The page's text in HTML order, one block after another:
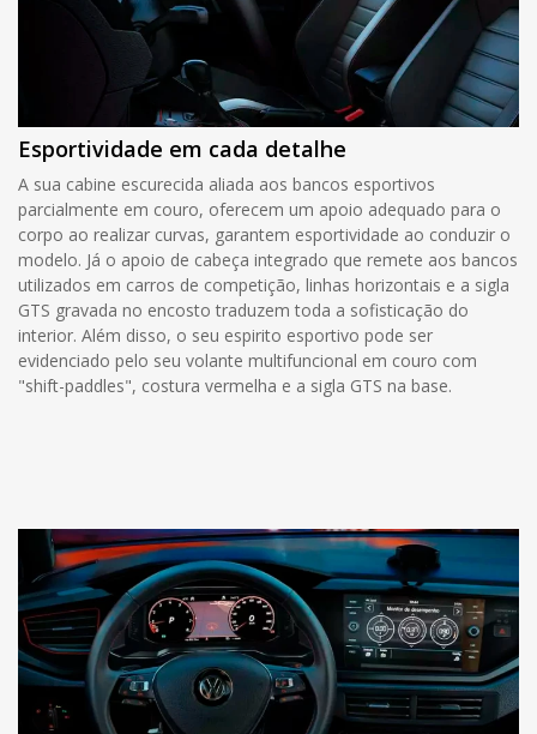
Esportividade em cada detalhe
A sua cabine escurecida aliada aos bancos esportivos
parcialmente em couro, oferecem um apoio adequado para o
corpo ao realizar curvas, garantem esportividade ao conduzir o
modelo. Já o apoio de cabeça integrado que remete aos bancos
utilizados em carros de competição, linhas horizontais e a sigla
GTS gravada no encosto traduzem toda a sofisticação do
interior. Além disso, o seu espirito esportivo pode ser
evidenciado pelo seu volante multifuncional em couro com
"shift-paddles", costura vermelha e a sigla GTS na base.